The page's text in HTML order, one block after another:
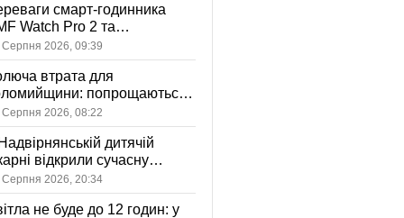
смарт-годинника
Watch Pro 2 та
CMF Buds Pro 2
сучасних користувачів
Серпня 2026, 09:39
втрата для
попрощаються
захисником, який віддав
за Україну
Серпня 2026, 08:22
дитячій
відкрили сучасну
кімнату
Серпня 2026, 20:34
не буде до 12 годин: у